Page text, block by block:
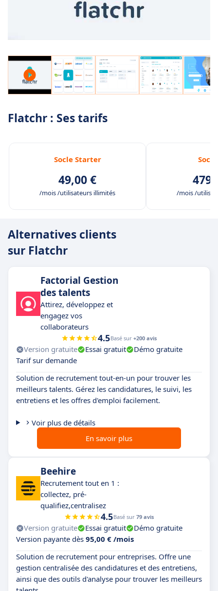
Une solution tout-en-un, sans coûts cachés :
d’intégrer plusieurs logiciels pour gérer vos
recrutements.
Une plateforme évolutive et adaptée à toutes
ou grande entreprise, Flatchr s’adapte à vos
formulaires de candidature.
Intégration avec vos outils RH
pour un
écosystème fluide.
Flatchr : Ses tarifs
Socle Starter
49,00 €
/mois /utilisateurs illimités /mois /
Alternatives clients
sur Flatchr
Factorial Gestion
des talents
Attirez, développez et
engagez vos
collaborateurs
4.5Basé sur +200 avis
Version gratuite Essai gratuit
Démo gratuite
Tarif sur demande
Solution de recrutement tout-en-un pour trouver les
meilleurs talents. Gérez les candidatures, le suivi, les
entretiens et les offres d'emploi facilement.
Voir plus de détails
En savoir plus
Beehire
Recrutement tout en 1 :
collectez, pré-
qualifiez,centralisez
4.5Basé sur 79 avis
Version gratuite Essai gratuit
Démo gratuite
Version payante dès 95,00 € /mois
Solution de recrutement pour entreprises. Offre une
gestion centralisée des candidatures et des entretiens,
ainsi que des outils d'analyse pour trouver les meilleurs